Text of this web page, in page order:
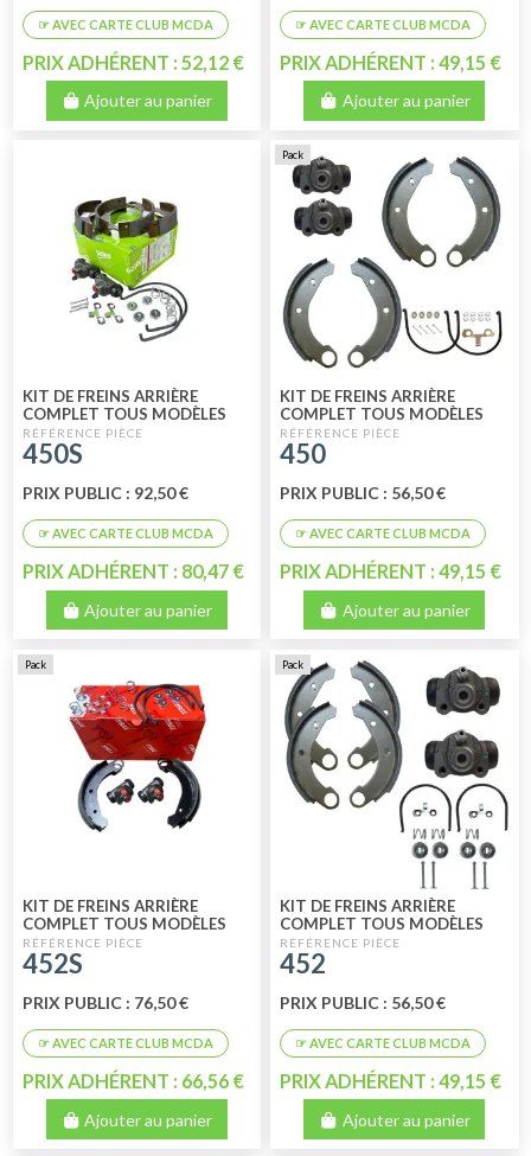
PRIX ADHÉRENT : 52,12 €
Ajouter au panier
PRIX ADHÉRENT : 49,15 €
Ajouter au panier
KIT DE FREINS ARRIÈRE
COMPLET TOUS MODÈLES
180 MM LOOCKHEED 8MM
VALEO
450S
PRIX PUBLIC : 92,50 €
PRIX ADHÉRENT : 80,47 €
Ajouter au panier
Pack
KIT DE FREINS ARRIÈRE
COMPLET TOUS MODÈLES
180 MM LOOCKHEED 8 MM
450
PRIX PUBLIC : 56,50 €
PRIX ADHÉRENT : 49,15 €
Ajouter au panier
Pack
KIT DE FREINS ARRIÈRE
COMPLET TOUS MODÈLES
180 MM LHM TRW - VALEO
452S
PRIX PUBLIC : 76,50 €
PRIX ADHÉRENT : 66,56 €
Ajouter au panier
Pack
KIT DE FREINS ARRIÈRE
COMPLET TOUS MODÈLES
180 MM LHM
452
PRIX PUBLIC : 56,50 €
PRIX ADHÉRENT : 49,15 €
Ajouter au panier